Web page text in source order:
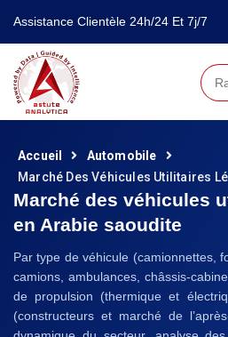
Assistance Clientèle 24h/24 Et 7j/7
Accueil
Automobile
Marché Des Véhicules Utilitaires
Marché des véhicules
en Arabie saoudite
Par type de véhicule (camionnettes,
camions, ambulances, châssis-
de propulsion (thermique et
(constructeurs et marché de